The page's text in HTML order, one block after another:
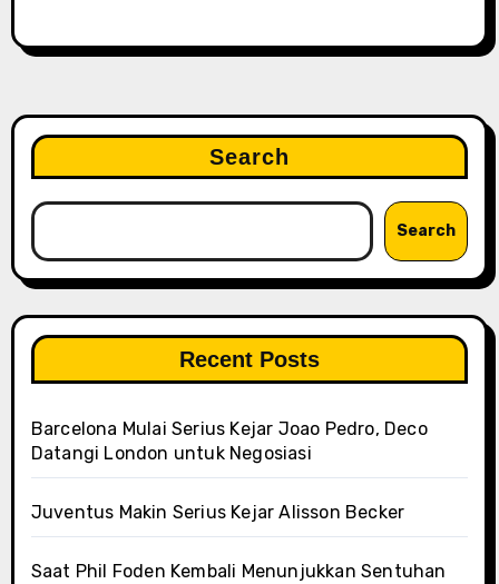
Search
Search
Recent Posts
Barcelona Mulai Serius Kejar Joao Pedro, Deco
Datangi London untuk Negosiasi
Juventus Makin Serius Kejar Alisson Becker
Saat Phil Foden Kembali Menunjukkan Sentuhan